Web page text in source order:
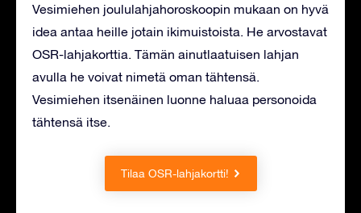
Vesimiehen joululahjahoroskoopin mukaan on hyvä
idea antaa heille jotain ikimuistoista. He arvostavat
OSR-lahjakorttia. Tämän ainutlaatuisen lahjan
avulla he voivat nimetä oman tähtensä.
Vesimiehen itsenäinen luonne haluaa personoida
tähtensä itse.
Tilaa OSR-lahjakortti!